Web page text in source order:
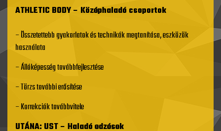
ATHLETIC BODY – Középhaladó csoportok
– Összetettebb gyakorlatok és technikák megtanítása, eszközök
használata
– Állóképesség továbbfejlesztése
– Törzs további erősítése
– Korrekciók továbbvitele
UTÁNA: UST – Haladó edzések